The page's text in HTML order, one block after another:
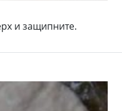
и защипните.